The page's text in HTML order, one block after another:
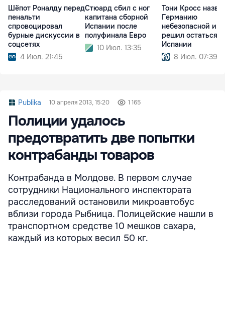
Шёпот Роналду перед
пенальти
спровоцировал
бурные дискуссии в
соцсетях
4 Июл. 21:45
Стюард сбил с ног
капитана сборной
Испании после
полуфинала Евро
10 Июл. 13:35
Тони Кросс
Германию
небезопасной и
решил остаться в
Испании
8 Июл. 07:39
Publika 10 апреля 2013, 15:20 1 165
Полиции удалось
предотвратить две попытки
контрабанды товаров
Контрабанда в Молдове. В первом случае
сотрудники Национального инспектората
расследований остановили микроавтобус
вблизи города Рыбница. Полицейские нашли в
транспортном средстве 10 мешков сахара,
каждый из которых весил 50 кг.